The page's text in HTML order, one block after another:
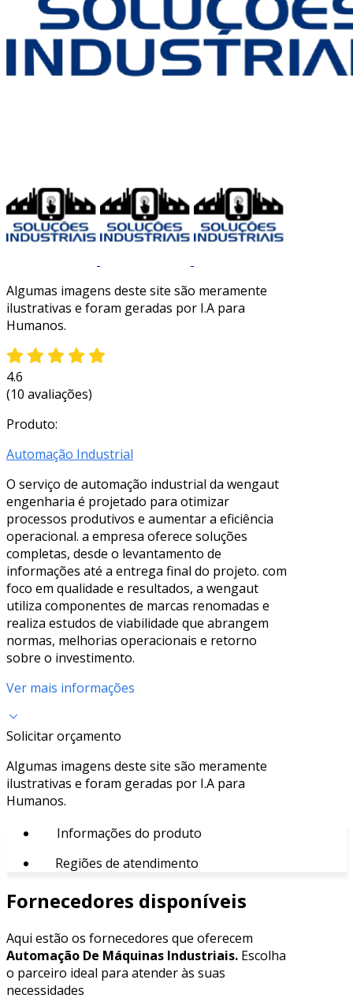
Algumas imagens deste site são meramente
ilustrativas e foram geradas por I.A para
Humanos.
4.6
(10 avaliações)
Produto:
Automação Industrial
O serviço de automação industrial da wengaut
engenharia é projetado para otimizar
processos produtivos e aumentar a eficiência
operacional. a empresa oferece soluções
completas, desde o levantamento de
informações até a entrega final do projeto. com
foco em qualidade e resultados, a wengaut
utiliza componentes de marcas renomadas e
realiza estudos de viabilidade que abrangem
normas, melhorias operacionais e retorno
sobre o investimento.
Ver mais informações
Solicitar orçamento
Algumas imagens deste site são meramente
ilustrativas e foram geradas por I.A para
Humanos.
Informações do produto
Regiões de atendimento
Fornecedores disponíveis
Aqui estão os fornecedores que oferecem
Automação De Máquinas Industriais. Escolha
o parceiro ideal para atender às suas
necessidades